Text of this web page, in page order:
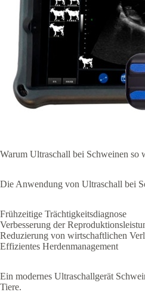
Warum Ultraschall bei Schweinen so
Die Anwendung von Ultraschall bei
Frühzeitige Trächtigkeitsdiagnose
Verbesserung der
Reduzierung von wirtschaftlichen
Effizientes Herdenmanagement
Ein modernes Ultraschallgerät
Tiere.